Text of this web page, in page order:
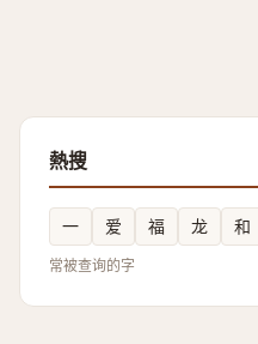
熱搜
一 爱 福 龙 和
常被查询的字